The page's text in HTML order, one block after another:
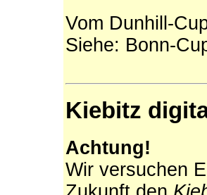
Vom Dunhill-
Siehe: Bonn-
Kiebitz
Achtung!
Wir versuchen